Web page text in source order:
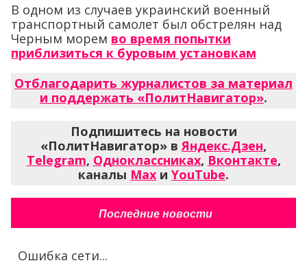
В одном из случаев украинский военный
транспортный самолет был обстрелян над
Черным морем во время попытки
приблизиться к буровым установкам
Отблагодарить журналистов за материал
и поддержать «ПолитНавигатор».
Подпишитесь на новости
«ПолитНавигатор» в Яндекс.Дзен,
Telegram, Одноклассниках, Вконтакте,
каналы Max и YouTube.
Последние новости
Ошибка сети...